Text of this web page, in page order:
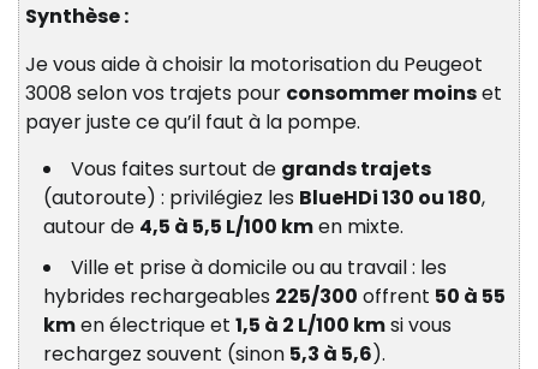
Synthèse :
Je vous aide à choisir la motorisation du Peugeot
3008 selon vos trajets pour consommer moinset
payer juste ce qu’il faut à la pompe.
Vous faites surtout de grands trajets
(autoroute) : privilégiez les BlueHDi 130 ou 180,
autour de 4,5 à 5,5 L/100 kmen mixte.
Ville et prise à domicile ou au travail : les
hybrides rechargeables 225/300 offrent 50 à 55
kmen électrique et 1,5 à 2 L/100 kmsi vous
rechargez souvent (sinon 5,3 à 5,6).